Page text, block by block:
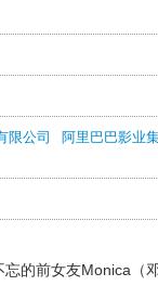
限公司
阿里巴巴影业
的前女友Monica（